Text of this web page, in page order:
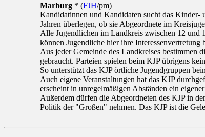
Marburg* (FJH/pm)
Kandidatinnen und Kandidaten sucht das Kinder-
Jahren überlegen, ob sie Abgeordnete im
Alle Jugendlichen im Landkreis zwischen 12 und
können Jugendliche hier ihre Interessenvertretung
Aus jeder Gemeinde des Landkreises bestimmen
gebraucht. Parteien spielen beim KJP übrigens
So unterstützt das KJP örtliche Jugendgruppen
Auch eigene Veranstaltungen hat das KJP
erscheint in unregelmäßigen Abständen ein
Außerdem dürfen die Abgeordneten des KJP in
Politik der "Großen" nehmen. Das KJP ist die